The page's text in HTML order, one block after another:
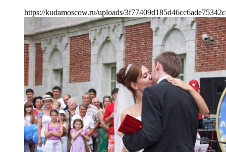
https://kudamoscow.ru/uploads/